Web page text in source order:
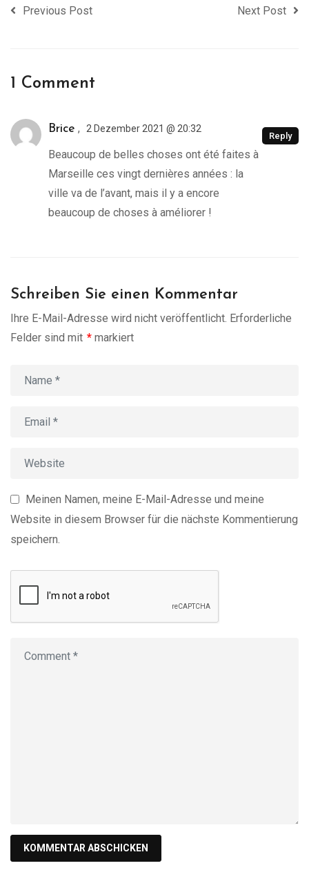
Previous Post Next Post
1 Comment
Brice , 2 Dezember 2021 @ 20:32
Beaucoup de belles choses ont été faites à
Marseille ces vingt dernières années : la
ville va de l’avant, mais il y a encore
beaucoup de choses à améliorer !
Reply
Schreiben Sie einen Kommentar
Ihre E-Mail-Adresse wird nicht veröffentlicht. Erforderliche
Felder sind mit * markiert
Meinen Namen, meine E-Mail-Adresse und meine
Website in diesem Browser für die nächste Kommentierung
speichern.